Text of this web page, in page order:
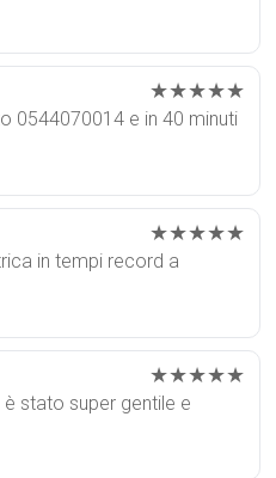
★★★★★
0544070014 e in 40 minuti
★★★★★
in tempi record a
★★★★★
stato super gentile e